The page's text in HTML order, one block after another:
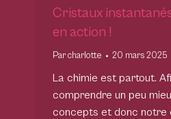
Cristaux
en action !
Par charlotte 20 mars 2025
La chimie est partout.
comprendre un peu
concepts et donc notre